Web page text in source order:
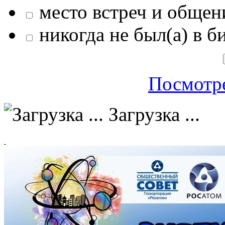
место встреч и
никогда не был(а) в
Загрузка ...